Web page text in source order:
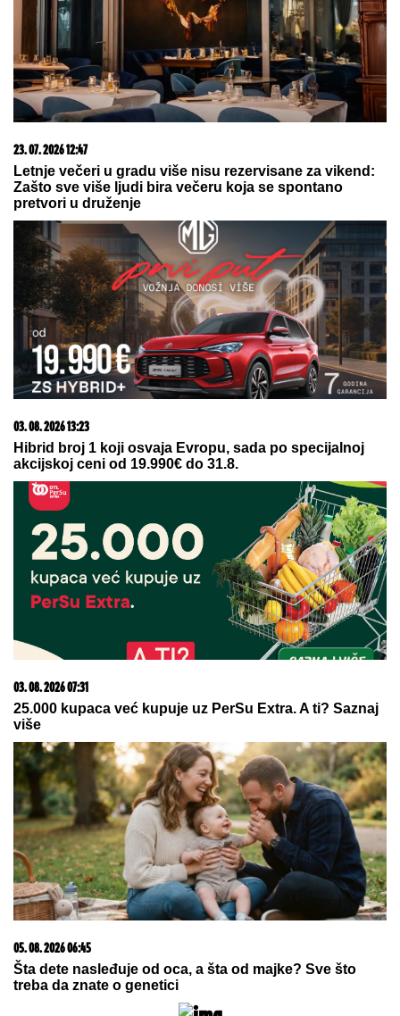
sportista kupio kuću od TRI MILIONA EVRA, a ne
živi u Srbiji: Ima privatan bazen i fitnes salu
Kuća u Kumodražu, vikendica,
čamac i četiri skupocena
automobila: Evo šta je sve
posedovao naš glumac, ćerka tvrdi
POLJOPRIVREDIKomšije i roditelji
Jelene Broćić otkrili istinu o
pevačici: "Nije imao ko da je gura s
parama, sve je sama postigla"
by Aklamator
06. 08. 2026 09:39
Marija (3) se igrala u dvorištu i samo je nestala: Posle
42 godine otac je pronašao, zanemeo je kada je saznao
gde je bila
23. 07. 2026 12:47
Letnje večeri u gradu više nisu rezervisane za vikend:
Zašto sve više ljudi bira večeru koja se spontano
pretvori u druženje